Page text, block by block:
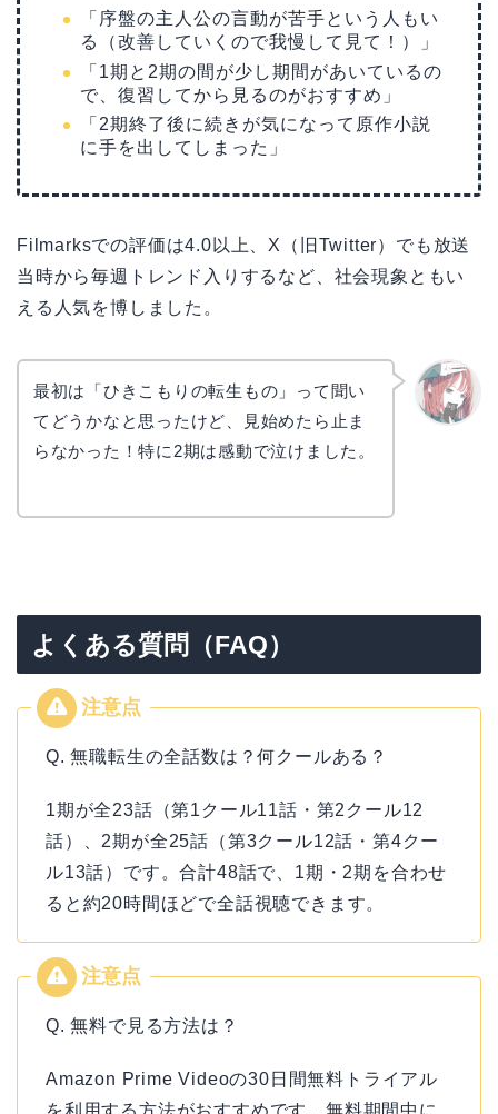
「序盤の主人公の言動が苦手という人もい
る（改善していくので我慢して見て！）」
「1期と2期の間が少し期間があいているの
で、復習してから見るのがおすすめ」
「2期終了後に続きが気になって原作小説
に手を出してしまった」
Filmarksでの評価は4.0以上、X（旧Twitter）でも放送
当時から毎週トレンド入りするなど、社会現象ともい
える人気を博しました。
最初は「ひきこもりの転生もの」って聞い
てどうかなと思ったけど、見始めたら止ま
らなかった！特に2期は感動で泣けました。
よくある質問（FAQ）
Q. 無職転生の全話数は？何クールある？
1期が全23話（第1クール11話・第2クール12
話）、2期が全25話（第3クール12話・第4クー
ル13話）です。合計48話で、1期・2期を合わせ
ると約20時間ほどで全話視聴できます。
Q. 無料で見る方法は？
Amazon Prime Videoの30日間無料トライアル